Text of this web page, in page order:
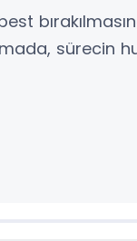
sürecin